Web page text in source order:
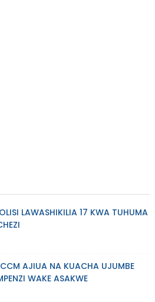
LAWASHIKILIA 17 KWA TUHUMA
AJIUA NA KUACHA UJUMBE
WAKE ASAKWE